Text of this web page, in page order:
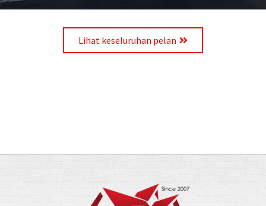
Lihat keseluruhan pelan